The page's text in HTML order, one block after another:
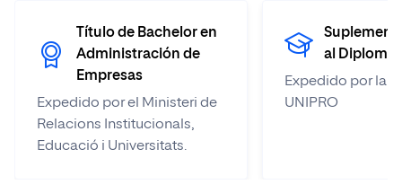
Título de Bachelor en
Administración de
Empresas
Expedido por el Ministeri de
Relacions Institucionals,
Educació i Universitats.
al Diploma
Expedido por la
UNIPRO